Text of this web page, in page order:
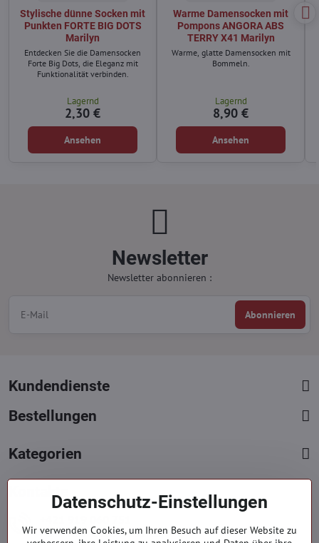
Stylische dünne Socken mit
Punkten FORTE BIG DOTS
Marilyn
Entdecken Sie die Damensocken
Forte Big Dots, die Eleganz mit
Funktionalität verbinden.
Lagernd
2,30 €
Ansehen
Warme Damensocken mit
Pompons ANGORA ABS
TERRY X41 Marilyn
Warme, glatte Damensocken mit
Bommeln.
Lagernd
8,90 €
Ansehen
Newsletter
Newsletter abonnieren :
Abonnieren
Kundendienste
Bestellungen
Kategorien
Kontakte
Mont. - Freit. : 09:00 - 15:00 hod.
Datenschutz-Einstellungen
Wir verwenden Cookies, um Ihren Besuch auf dieser Website zu